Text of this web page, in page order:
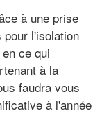
à une prise
l'isolation
ce qui
à la
faudra vous
à l'année